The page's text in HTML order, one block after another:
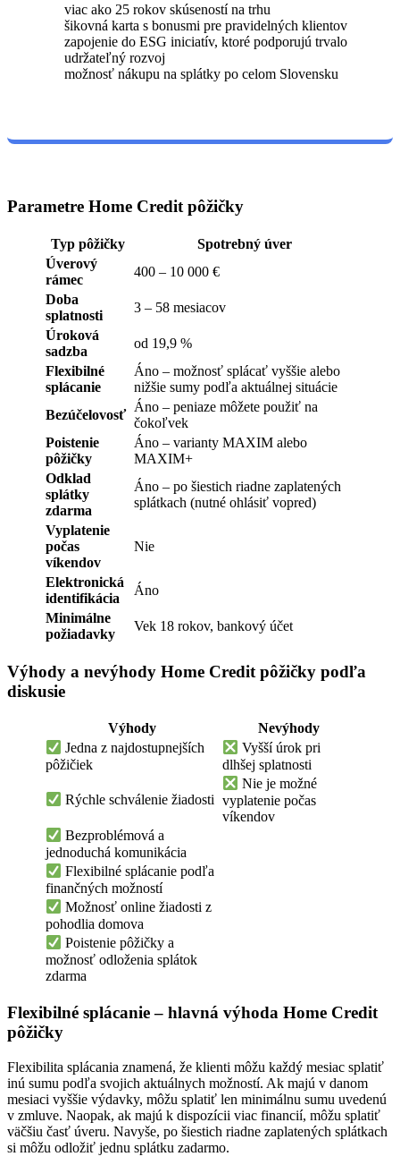
viac ako 25 rokov skúseností na trhu
šikovná karta s bonusmi pre pravidelných klientov
zapojenie do ESG iniciatív, ktoré podporujú trvalo
udržateľný rozvoj
možnosť nákupu na splátky po celom Slovensku
Parametre Home Credit pôžičky
Typ pôžičky
Spotrebný úver
Úverový
rámec
400 – 10 000 €
Doba
splatnosti
3 – 58 mesiacov
Úroková
sadzba
od 19,9 %
Flexibilné
splácanie
Áno – možnosť splácať vyššie alebo
nižšie sumy podľa aktuálnej situácie
Bezúčelovosť
Áno – peniaze môžete použiť na
čokoľvek
Poistenie
pôžičky
Áno – varianty MAXIM alebo
MAXIM+
Odklad
splátky
zdarma
Áno – po šiestich riadne zaplatených
splátkach (nutné ohlásiť vopred)
Vyplatenie
počas
víkendov
Nie
Elektronická
identifikácia
Áno
Minimálne
požiadavky
Vek 18 rokov, bankový účet
Výhody a nevýhody Home Credit pôžičky podľa
diskusie
Výhody
Nevýhody
Jedna z najdostupnejších
pôžičiek
Vyšší úrok pri
dlhšej splatnosti
Rýchle schválenie žiadosti
Nie je možné
vyplatenie počas
víkendov
Bezproblémová a
jednoduchá komunikácia
Flexibilné splácanie podľa
finančných možností
Možnosť online žiadosti z
pohodlia domova
Poistenie pôžičky a
možnosť odloženia splátok
zdarma
Flexibilné splácanie – hlavná výhoda Home Credit
pôžičky
Flexibilita splácania znamená, že klienti môžu každý mesiac splatiť
inú sumu podľa svojich aktuálnych možností. Ak majú v danom
mesiaci vyššie výdavky, môžu splatiť len minimálnu sumu uvedenú
v zmluve. Naopak, ak majú k dispozícii viac financií, môžu splatiť
väčšiu časť úveru. Navyše, po šiestich riadne zaplatených splátkach
si môžu odložiť jednu splátku zadarmo.